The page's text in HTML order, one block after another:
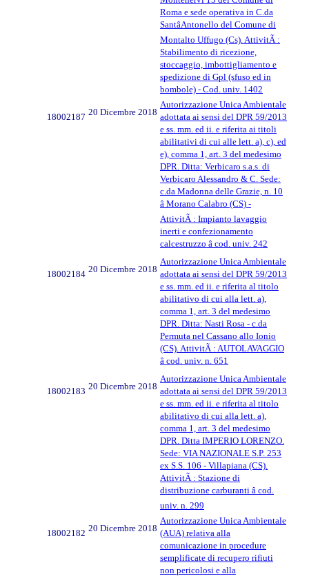
Roma e sede operativa in C.da
SantâAntonello del Comune di
Montalto Uffugo (Cs). AttivitÃ :
Stabilimento di ricezione,
stoccaggio, imbottigliamento e
spedizione di Gpl (sfuso ed in
bombole) - Cod. univ. 1402
18002187 20 Dicembre 2018
Autorizzazione Unica Ambientale
adottata ai sensi del DPR 59/2013
e ss. mm. ed ii. e riferita ai titoli
abilitativi di cui alle lett. a), c), ed
e), comma 1, art. 3 del medesimo
DPR. Ditta: Verbicaro s.a.s. di
Verbicaro Alessandro & C. Sede:
c.da Madonna delle Grazie, n. 10
â Morano Calabro (CS) -
AttivitÃ : Impianto lavaggio
inerti e confezionamento
calcestruzzo â cod. univ. 242
18002184 20 Dicembre 2018
Autorizzazione Unica Ambientale
adottata ai sensi del DPR 59/2013
e ss. mm. ed ii. e riferita al titolo
abilitativo di cui alla lett. a),
comma 1, art. 3 del medesimo
DPR. Ditta: Nasti Rosa - c.da
Permuta nel Cassano allo Ionio
(CS). AttivitÃ : AUTOLAVAGGIO
â cod. univ. n. 651
18002183 20 Dicembre 2018
Autorizzazione Unica Ambientale
adottata ai sensi del DPR 59/2013
e ss. mm. ed ii. e riferita al titolo
abilitativo di cui alla lett. a),
comma 1, art. 3 del medesimo
DPR. Ditta IMPERIO LORENZO.
Sede: VIA NAZIONALE S.P. 253
ex S.S. 106 - Villapiana (CS).
AttivitÃ : Stazione di
distribuzione carburanti â cod.
univ. n. 299
18002182 20 Dicembre 2018
Autorizzazione Unica Ambientale
(AUA) relativa alla
comunicazione in procedure
semplificate di recupero rifiuti
non pericolosi e alla